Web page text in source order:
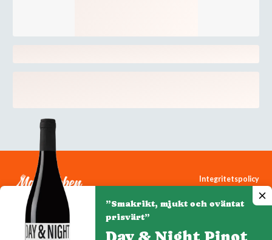
Integritetspolicy
Cookiepolicy
”Smakrikt, mjukt och oväntat
prisvärt”